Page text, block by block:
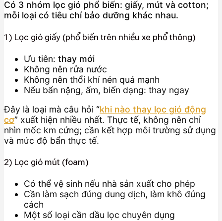
Có 3 nhóm lọc gió phổ biến: giấy, mút và cotton;
mỗi loại có tiêu chí bảo dưỡng khác nhau.
1) Lọc gió giấy (phổ biến trên nhiều xe phổ thông)
Ưu tiên: thay mới
Không nên rửa nước
Không nên thổi khí nén quá mạnh
Nếu bẩn nặng, ẩm, biến dạng: thay ngay
Đây là loại mà câu hỏi “khi nào thay lọc gió động
cơ” xuất hiện nhiều nhất. Thực tế, không nên chỉ
nhìn mốc km cứng; cần kết hợp môi trường sử dụng
và mức độ bẩn thực tế.
2) Lọc gió mút (foam)
Có thể vệ sinh nếu nhà sản xuất cho phép
Cần làm sạch đúng dung dịch, làm khô đúng
cách
Một số loại cần dầu lọc chuyên dụng